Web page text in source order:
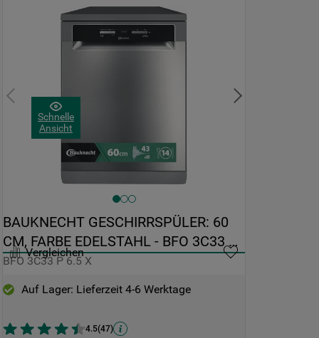
Schnelle
Ansicht
Vergleichen
BAUKNECHT GESCHIRRSPÜLER: 60
CM, FARBE EDELSTAHL - BFO 3C33 P
6.5 X
BFO 3C33 P 6.5 X
Auf Lager: Lieferzeit 4-6 Werktage
4.5(47)